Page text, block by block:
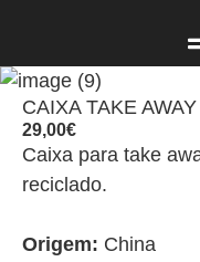
CAIXA TAKE
29,00€
Caixa para take
reciclado.
Origem: China